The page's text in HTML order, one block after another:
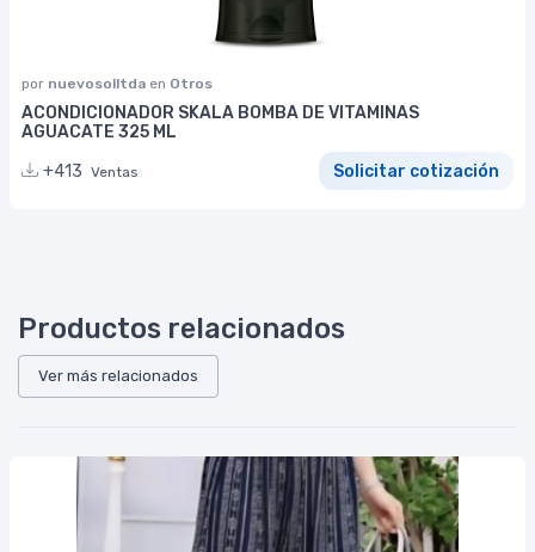
por nuevosolltda en Otros
ACONDICIONADOR SKALA BOMBA DE VITAMINAS
AGUACATE 325 ML
+413 Ventas Solicitar cotización
Productos relacionados
Ver más relacionados